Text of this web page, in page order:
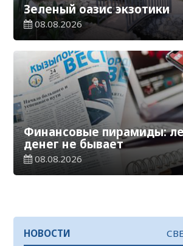
Зеленый оазис экзотики
08.08.2026
Финансовые пирамиды:
денег не бывает
08.08.2026
НОВОСТИ